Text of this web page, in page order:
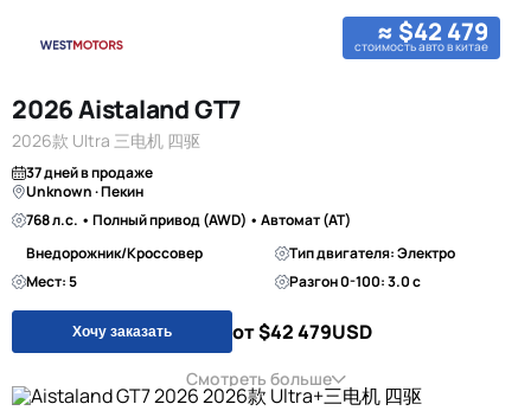
≈ $42 479
стоимость авто в китае
2026 Aistaland GT7
2026款 Ultra 三电机 四驱
37 дней в продаже
Unknown · Пекин
768 л.с. • Полный привод (AWD) • Автомат (AT)
Внедорожник/Кроссовер
Тип двигателя: Электро
Мест: 5
Разгон 0-100: 3.0 с
Хочу заказать от $42 479USD
Смотреть больше